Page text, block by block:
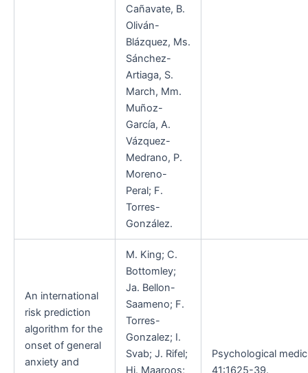
Cañavate, B.
Oliván-
Blázquez, Ms.
Sánchez-
Artiaga, S.
March, Mm.
Muñoz-
García, A.
Vázquez-
Medrano, P.
Moreno-
Peral; F.
Torres-
González.
An international
risk prediction
algorithm for the
onset of general
anxiety and
M. King; C.
Bottomley;
Ja. Bellon-
Saameno; F.
Torres-
Gonzalez; I.
Svab; J. Rifel;
Hi. Maaroos;
Psychological
41:1625-39.